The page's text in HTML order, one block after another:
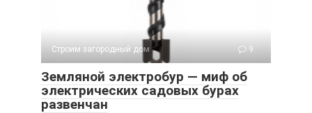
Строим загородный дом 9
Земляной электробур — миф об
электрических садовых бурах
развенчан